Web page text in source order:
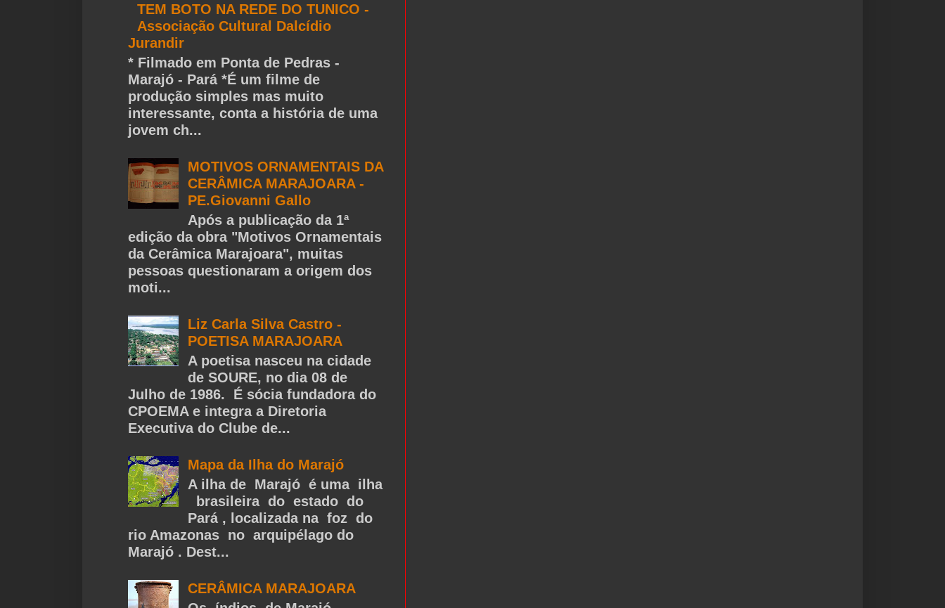
TEM BOTO NA REDE DO TUNICO -
Associação Cultural Dalcídio
Jurandir
* Filmado em Ponta de Pedras -
Marajó - Pará *É um filme de
produção simples mas muito
interessante, conta a história de uma
jovem ch...
MOTIVOS ORNAMENTAIS DA
CERÂMICA MARAJOARA -
PE.Giovanni Gallo
Após a publicação da 1ª
edição da obra "Motivos Ornamentais
da Cerâmica Marajoara", muitas
pessoas questionaram a origem dos
moti...
Liz Carla Silva Castro -
POETISA MARAJOARA
A poetisa nasceu na cidade
de SOURE, no dia 08 de
Julho de 1986. É sócia fundadora do
CPOEMA e integra a Diretoria
Executiva do Clube de...
Mapa da Ilha do Marajó
A ilha de Marajó é uma ilha
brasileira do estado do
Pará , localizada na foz do
rio Amazonas no arquipélago do
Marajó . Dest...
CERÂMICA MARAJOARA